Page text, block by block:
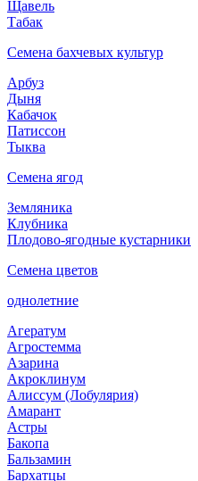
Щавель
Табак
Семена бахчевых культур
Арбуз
Дыня
Кабачок
Патиссон
Тыква
Семена ягод
Земляника
Клубника
Плодово-ягодные кустарники
Семена цветов
однолетние
Агератум
Агростемма
Азарина
Акроклинум
Алиссум (Лобулярия)
Амарант
Астры
Бакопа
Бальзамин
Бархатцы